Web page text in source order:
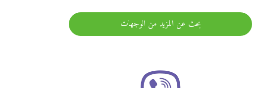
بحث عن المزيد من الوجهات